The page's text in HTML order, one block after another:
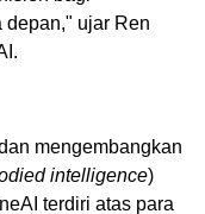
depan," ujar Ren
mengembangkan
intelligence)
terdiri atas para